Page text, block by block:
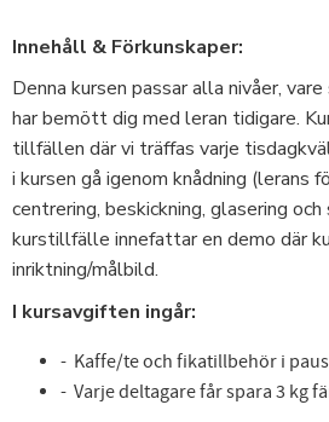
Innehåll & Förkunskaper:
Denna kursen passar alla nivåer,
har bemött dig med leran tidigare.
tillfällen där vi träffas varje
i kursen gå igenom knådning (lerans
centrering, beskickning, glasering
kurstillfälle innefattar en demo där
inriktning/målbild.
I kursavgiften ingår:
- Kaffe/te och fikatillbehör i
- Varje deltagare får spara 3 kg